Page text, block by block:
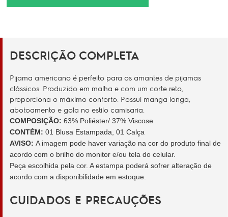
DESCRIÇÃO COMPLETA
Pijama americano é perfeito para os amantes de pijamas
clássicos. Produzido em malha e com um corte reto,
proporciona o máximo conforto. Possui manga longa,
abotoamento e gola no estilo camisaria.
COMPOSIÇÃO: 63% Poliéster/ 37% Viscose
CONTÉM: 01 Blusa Estampada, 01 Calça
AVISO: A imagem pode haver variação na cor do produto final de
acordo com o brilho do monitor e/ou tela do celular.
Peça escolhida pela cor. A estampa poderá sofrer alteração de
acordo com a disponibilidade em estoque.
CUIDADOS E PRECAUÇÕES